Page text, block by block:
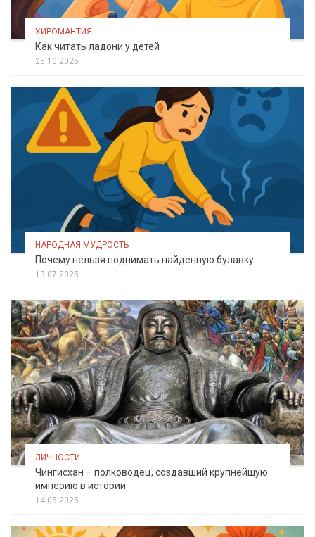
ХИРОМАНТИЯ
Как читать ладони у детей
25.10.2025
НАРОДНАЯ МУДРОСТЬ
Почему нельзя поднимать найденную булавку
13.07.2025
ЛИЧНОСТИ
Чингисхан – полководец, создавший крупнейшую
империю в истории
14.05.2025